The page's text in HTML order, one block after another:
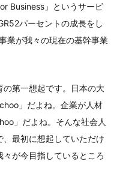
Business」というサービ
パーセントの成長をし
業が我々の現在の基幹事業
第一想起です。日本の大
」だよね。企業が人材
」だよね。そんな社会人
最初に想起していただけ
が今目指しているところ